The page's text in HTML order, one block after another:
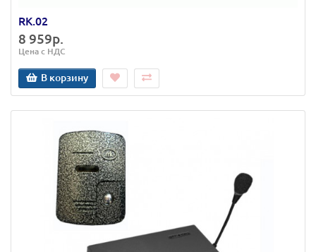
RK.02
8 959р.
Цена с НДС
В корзину